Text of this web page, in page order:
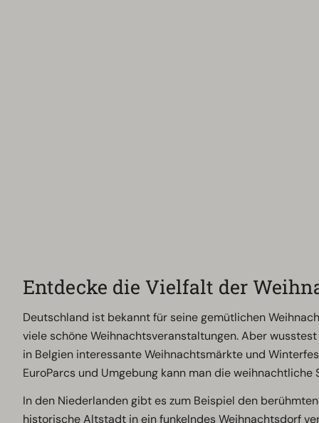
Entdecke die Vielfalt der
Deutschland ist bekannt für seine gemütlichen
viele schöne Weihnachtsveranstaltungen. Aber
in Belgien interessante Weihnachtsmärkte und
EuroParcs und Umgebung kann man die weihnachtliche
In den Niederlanden gibt es zum Beispiel den
historische Altstadt in ein funkelndes Weihnachtsdorf